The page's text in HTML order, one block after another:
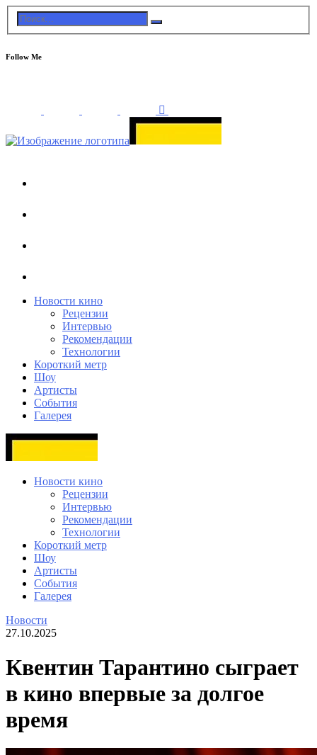
Follow Me
Новости кино
Рецензии
Интервью
Рекомендации
Технологии
Короткий метр
Шоу
Артисты
События
Галерея
Новости кино
Рецензии
Интервью
Рекомендации
Технологии
Короткий метр
Шоу
Артисты
События
Галерея
Новости
27.10.2025
Квентин Тарантино сыграет
в кино впервые за долгое
время